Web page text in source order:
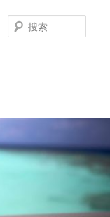
索